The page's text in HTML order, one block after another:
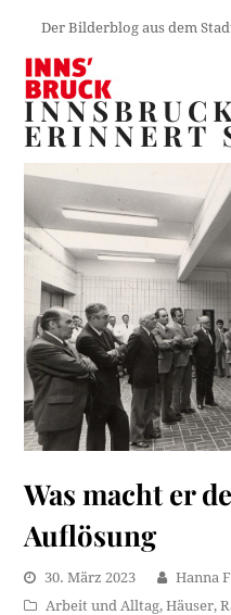
Der Bilderblog aus dem
ERINNERT
Was macht er
Auflösung
30. März 2023
Hanna
Arbeit und Alltag,Häuser,